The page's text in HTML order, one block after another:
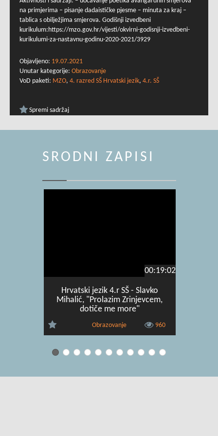
na primjerima – pisanje dadaističke pjesme – minuta za kraj –
tablica s obilježjima smjerova. Godišnji izvedbeni
kurikulum:https://mzo.gov.hr/vijesti/okvirni-godisnji-izvedbeni-
kurikulumi-za-nastavnu-godinu-2020-2021/3929
Objavljeno: 19.07.2021
Unutar kategorije: Obrazovanje
VoD paketi: MZO, 4. razred SŠ Hrvatski jezik, 4.r. SŠ
Spremi sadržaj
SRODNI ZAPISI
00:19:02
Hrvatski jezik 4.r SŠ - Slavko
Mihalić, "Prolazim Zrinjevcem,
dotiče me more"
Obrazovanje 960